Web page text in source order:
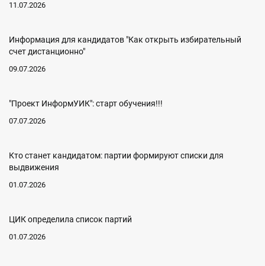
11.07.2026
Информация для кандидатов "Как открыть избирательный
счет дистанционно"
09.07.2026
"Проект ИнформУИК": старт обучения!!!
07.07.2026
Кто станет кандидатом: партии формируют списки для
выдвижения
01.07.2026
ЦИК определила список партий
01.07.2026